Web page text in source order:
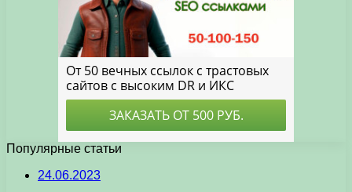
Популярные статьи
24.06.2023